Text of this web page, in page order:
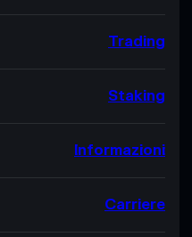
Trading
Staking
Informazioni
Carriere